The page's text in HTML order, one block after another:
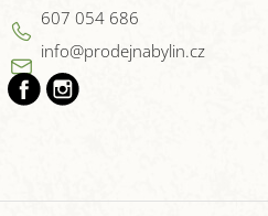
info@prodejnabylin.cz
607 054 686